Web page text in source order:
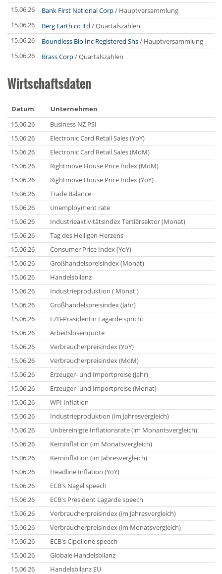
15.06.26
Bank First National Corp/ Hauptversammlung
15.06.26
Berg Earth co ltd / Quartalszahlen
15.06.26
Boundless Bio Inc Registered Shs/ Hauptversammlung
15.06.26
Brass Corp/ Quartalszahlen
Wirtschaftsdaten
Datum
Unternehmen
15.06.26
Business NZ PSI
15.06.26
Electronic Card Retail Sales (YoY)
15.06.26
Electronic Card Retail Sales (MoM)
15.06.26
Rightmove House Price Index (MoM)
15.06.26
Rightmove House Price Index (YoY)
15.06.26
Trade Balance
15.06.26
Unemployment rate
15.06.26
Industrieaktivitätsindex Tertiärsektor (Monat)
15.06.26
Tag des Heiligen Herzens
15.06.26
Consumer Price Index (YoY)
15.06.26
Großhandelspreisindex (Monat)
15.06.26
Handelsbilanz
15.06.26
Industrieproduktion ( Monat )
15.06.26
Großhandelspreisindex (Jahr)
15.06.26
EZB-Präsidentin Lagarde spricht
15.06.26
Arbeitslosenquote
15.06.26
Verbraucherpreisindex (YoY)
15.06.26
Verbraucherpreisindex (MoM)
15.06.26
Erzeuger- und Importpreise (Jahr)
15.06.26
Erzeuger- und Importpreise (Monat)
15.06.26
WPI Inflation
15.06.26
Industrieproduktion (im Jahresvergleich)
15.06.26
Unbereinigte Inflationsrate (im Monantsvergleich)
15.06.26
Kerninflation (im Monatsvergleich)
15.06.26
Kerninflation (im Jahresvergleich)
15.06.26
Headline Inflation (YoY)
15.06.26
ECB's Nagel speech
15.06.26
ECB's President Lagarde speech
15.06.26
Verbraucherpreisindex (im Jahresvergleich)
15.06.26
Verbraucherpreisindex (im Monatsvergleich)
15.06.26
ECB's Cipollone speech
15.06.26
Globale Handelsbilanz
15.06.26
Handelsbilanz EU